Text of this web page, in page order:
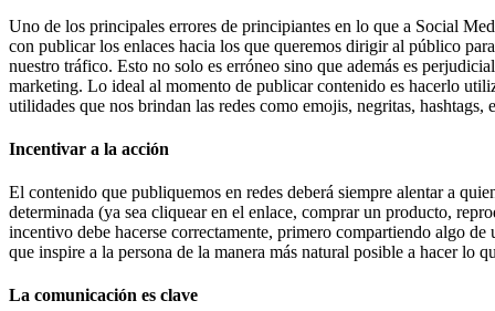
Uno de los principales errores de principiantes en lo que a Social
con publicar los enlaces hacia los que queremos dirigir al público
nuestro tráfico. Esto no solo es erróneo sino que además es
marketing. Lo ideal al momento de publicar contenido es hacerlo
utilidades que nos brindan las redes como emojis, negritas, hashtags,
Incentivar a la acción
El contenido que publiquemos en redes deberá siempre alentar a
determinada (ya sea cliquear en el enlace, comprar un producto,
incentivo debe hacerse correctamente, primero compartiendo algo
que inspire a la persona de la manera más natural posible a hacer lo
La comunicación es clave